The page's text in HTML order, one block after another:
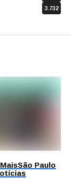
3.732
MaisSão Paulo